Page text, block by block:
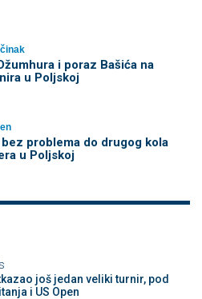
i poraz Bašića na
u Poljskoj
problema do drugog kola
u Poljskoj
još jedan veliki turnir, pod
i US Open